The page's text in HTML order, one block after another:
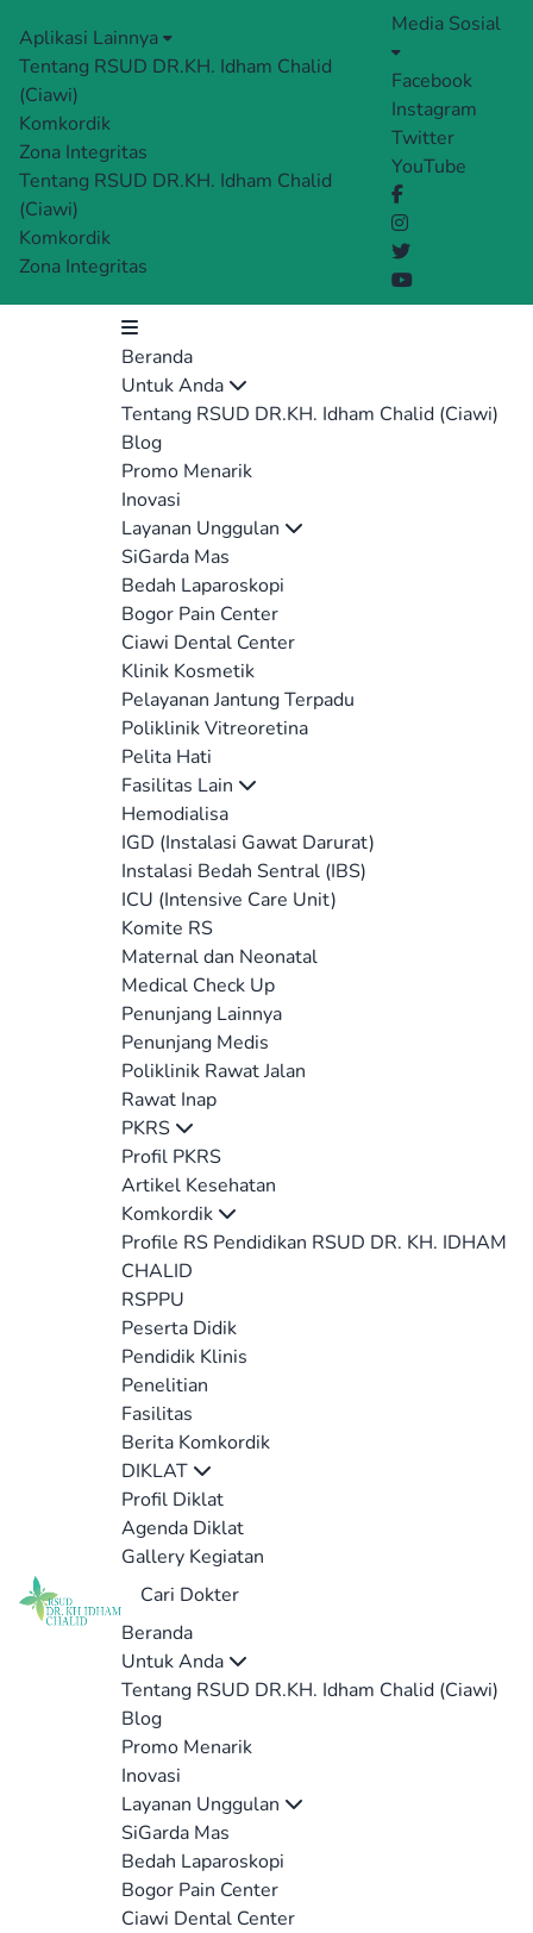
Aplikasi Lainnya
Tentang RSUD DR.KH. Idham Chalid
(Ciawi)
Komkordik
Zona Integritas
Tentang RSUD DR.KH. Idham Chalid
(Ciawi)
Komkordik
Zona Integritas
Media Sosial
Facebook
Instagram
Twitter
YouTube
Beranda
Untuk Anda
Tentang RSUD DR.KH. Idham Chalid (Ciawi)
Blog
Promo Menarik
Inovasi
Layanan Unggulan
SiGarda Mas
Bedah Laparoskopi
Bogor Pain Center
Ciawi Dental Center
Klinik Kosmetik
Pelayanan Jantung Terpadu
Poliklinik Vitreoretina
Pelita Hati
Fasilitas Lain
Hemodialisa
IGD (Instalasi Gawat Darurat)
Instalasi Bedah Sentral (IBS)
ICU (Intensive Care Unit)
Komite RS
Maternal dan Neonatal
Medical Check Up
Penunjang Lainnya
Penunjang Medis
Poliklinik Rawat Jalan
Rawat Inap
PKRS
Profil PKRS
Artikel Kesehatan
Komkordik
Profile RS Pendidikan RSUD DR. KH. IDHAM
CHALID
RSPPU
Peserta Didik
Pendidik Klinis
Penelitian
Fasilitas
Berita Komkordik
DIKLAT
Profil Diklat
Agenda Diklat
Gallery Kegiatan
Cari Dokter
Beranda
Untuk Anda
Tentang RSUD DR.KH. Idham Chalid (Ciawi)
Blog
Promo Menarik
Inovasi
Layanan Unggulan
SiGarda Mas
Bedah Laparoskopi
Bogor Pain Center
Ciawi Dental Center